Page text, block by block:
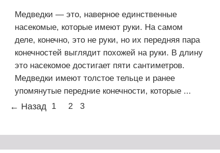
Медведки ― это, наверное единственные
насекомые, которые имеют руки. На самом
деле, конечно, это не руки, но их передняя пара
конечностей выглядит похожей на руки. В длину
это насекомое достигает пяти сантиметров.
Медведки имеют толстое тельце и ранее
упомянутые передние конечности, которые ...
← Назад 1 2 3